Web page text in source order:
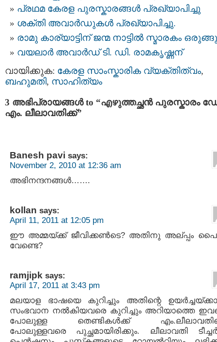
പ്രഥമ കേരള പുരസ്കാരങ്ങൾ പ്രഖ്യാപിച്ചു
ശക്തി അവാര്‍ഡുകള്‍ പ്രഖ്യാപിച്ചു.
രാമു കാര്യാട്ടിന് ജന്മ നാട്ടിൽ സ്മാരകം
വയലാര്‍ അവാര്‍ഡ് ടി. ഡി. രാമകൃഷ്ണന്
വായിക്കുക: കേരള സാംസ്കാരിക വ്യക്തിത്വം,
ബഹുമതി, സാഹിത്യം
3 അഭിപ്രായങ്ങള്‍ to “എഴുത്തച്ഛന്‍ പുരസ്കാരം
എം. ലീലാവതിക്ക്”
Banesh pavi says:
November 2, 2010 at 12:36 am
അഭിനന്ദനങ്ങള്‍…….
kollan says:
April 11, 2011 at 12:05 pm
ഈ അമ്മയ്ക്ക് ജീവിക്കണ്‍ടെ? അതിനു അല്പ്പം
വേണ്ടെ?
ramjipk says:
April 17, 2011 at 3:43 pm
മലയാള ഭാഷയെ കുറിച്ചും അതിന്റെ
സംഭവാന നല്‍കിയവരെ കുറിച്ചും അറിയാത്തെ
പോലുള്ള തെണ്ടികള്‍ക്ക്
പോലുള്ളവരെ പുച്ഛമായിരിക്കും. ലീലാവതി